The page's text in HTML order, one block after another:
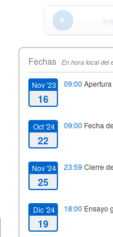
Fechas En hora local del
Nov '23
16
09:00
Oct '24
22
09:00 Fecha
Nov '24
25
23:59 Cierre
Dic '24
19
18:00 Ensayo